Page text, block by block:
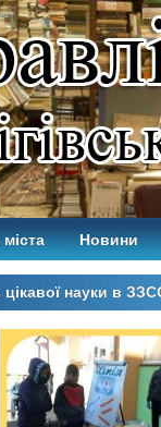
Новини
цікавої науки в